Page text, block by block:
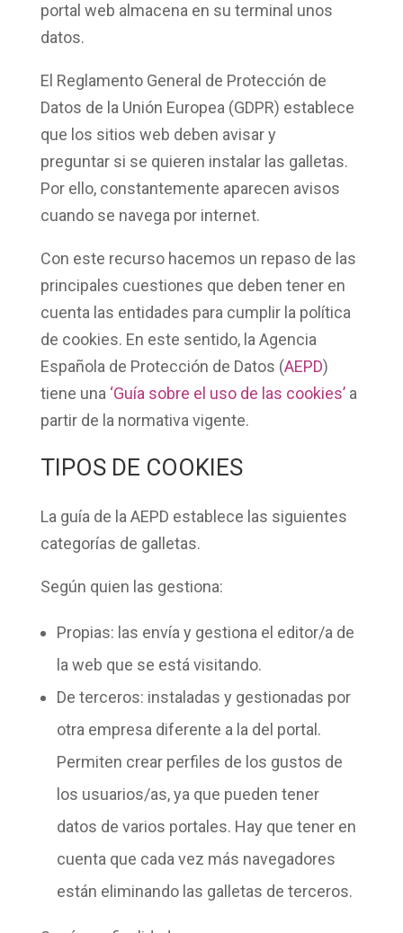
portal web almacena en su terminal unos
datos.
El Reglamento General de Protección de
Datos de la Unión Europea (GDPR) establece
que los sitios web deben avisar y
preguntarsi se quieren instalar las galletas.
Por ello, constantemente aparecen avisos
cuando se navega por internet.
Con este recurso hacemos un repaso de las
principales cuestiones que deben tener en
cuenta las entidades para cumplir la política
de cookies. En este sentido, la Agencia
Española de Protección de Datos (AEPD)
tiene una ‘Guía sobre el uso de las cookies’a
partir de la normativa vigente.
TIPOS DE COOKIES
La guía de la AEPD establece las siguientes
categorías de galletas.
Según quien las gestiona:
Propias: las envía y gestiona el editor/a de
la web que se está visitando.
De terceros: instaladas y gestionadas por
otra empresa diferente a la del portal.
Permiten crear perfiles de los gustos de
los usuarios/as, ya que pueden tener
datos de varios portales. Hay que tener en
cuenta que cada vez más navegadores
están eliminando las galletas de terceros.